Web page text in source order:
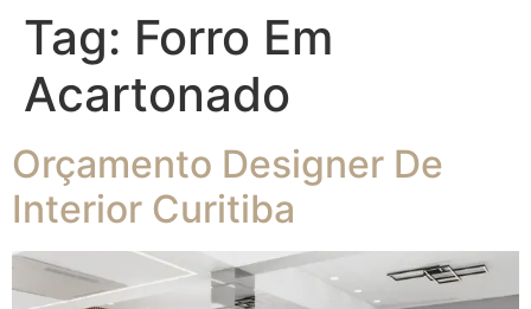
Tag: Forro Em
Acartonado
Orçamento Designer De
Interior Curitiba